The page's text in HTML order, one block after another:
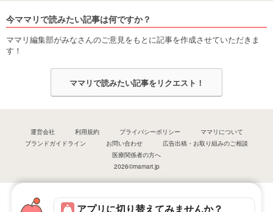
アプリに切り替えてみませんか？
今ママリで読みたい記事は何ですか？
ママリ編集部がみなさんのご意見をもとに記事を作成させていただきま
す！
ママリで読みたい記事をリクエスト！
運営会社 利用規約 プライバシーポリシー
ママリについて
ブランドガイドライン
お問い合わせ
広告出稿・お取り組みのご相談
医療関係者の方へ
2026©mamari.jp